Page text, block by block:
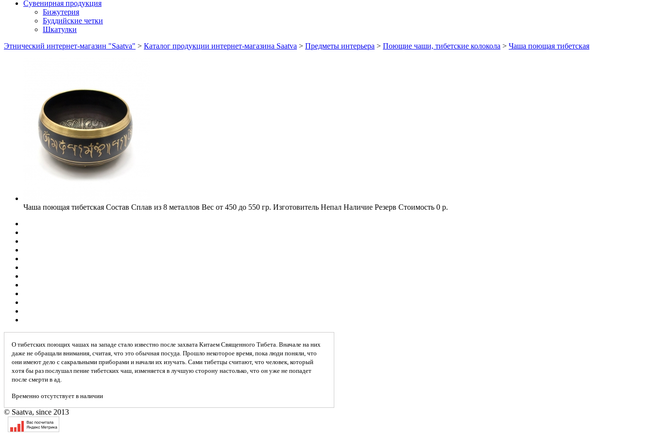
Сувенирная продукция
Бижутерия
Буддийские четки
Шкатулки
Этнический интернет-магазин "Saatva" > Каталог продукции интернет-магазина Saatva > Предметы интерьера > Поющие чаши, тибетские колокола > Чаша поющая тибетская
Чаша поющая тибетская Состав Сплав из 8 металлов Вес от 450 до 550 гр. Изготовитель Непал Наличие Резерв Стоимость 0 р.
О тибетских поющих чашах на западе стало известно после захвата Китаем Священного Тибета. Вначале на них
даже не обращали внимания, считая, что это обычная посуда. Прошло некоторое время, пока люди поняли, что
они имеют дело с сакральными приборами и начали их изучать. Сами тибетцы считают, что человек, который
хотя бы раз послушал пение тибетских чаш, изменяется в лучшую сторону настолько, что он уже не попадет
после смерти в ад.
Временно отсутствует в наличии
© Saatva, since 2013